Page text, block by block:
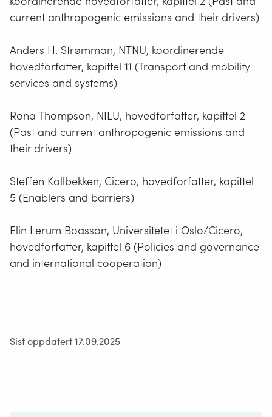
current anthropogenic emissions and their drivers)
Anders H. Strømman, NTNU, koordinerende
hovedforfatter, kapittel 11 (Transport and mobility
services and systems)
Rona Thompson, NILU, hovedforfatter, kapittel 2
(Past and current anthropogenic emissions and
their drivers)
Steffen Kallbekken, Cicero, hovedforfatter, kapittel
5 (Enablers and barriers)
Elin Lerum Boasson, Universitetet i Oslo/Cicero,
hovedforfatter, kapittel 6 (Policies and governance
and international cooperation)
Sist oppdatert 17.09.2025